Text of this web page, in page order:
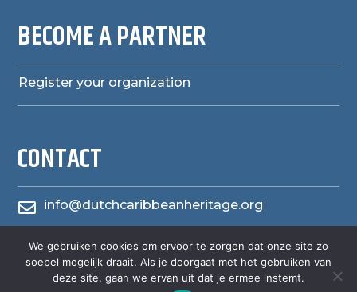
BECOME A PARTNER
Register your organization
CONTACT
 info@dutchcaribbeanheritage.org
 herensiaerfgoedheritage
We gebruiken cookies om ervoor te zorgen dat onze site zo
soepel mogelijk draait. Als je doorgaat met het gebruiken van
deze site, gaan we ervan uit dat je ermee instemt.